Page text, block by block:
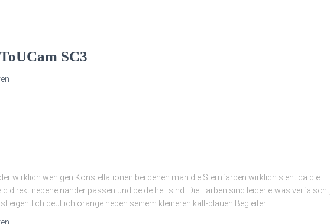
SC3
wirklich wenigen Konstellationen bei denen man die Sternfarben wirklich sieht da die
direkt nebeneinander passen und beide hell sind. Die Farben sind leider etwas verfälscht,
eigentlich deutlich orange neben seinem kleineren kalt-blauen Begleiter.